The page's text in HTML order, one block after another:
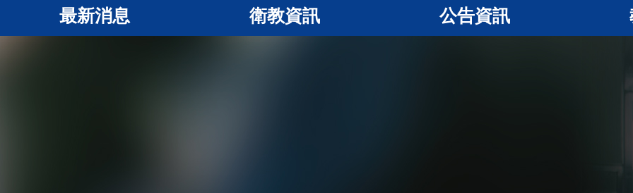
最新消息 衛教資訊 公告資訊